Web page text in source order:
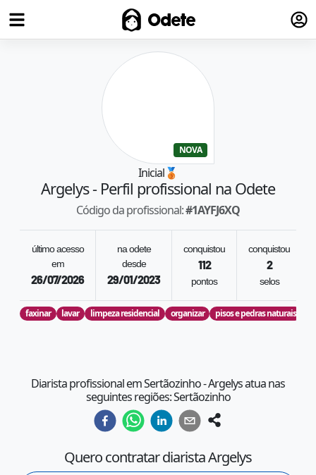
Odete
NOVA
Inicial🥉
Argelys- Perfil profissional na Odete
Código da profissional:#1AYFJ6XQ
último acesso
em
26/07/2026
na odete
desde
29/01/2023
conquistou
112
pontos
conquistou
2
selos
faxinar lavar limpeza residencial organizar pisos e pedras naturais
Diarista profissional em Sertãozinho - Argelys atua nas
seguintes regiões: Sertãozinho
Quero contratar diaristaArgelys